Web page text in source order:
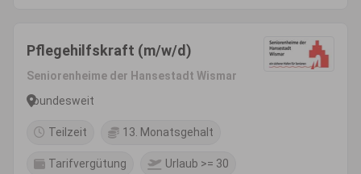
Pflegehilfskraft (m/w/d)
Seniorenheime der Hansestadt Wismar
bundesweit
Teilzeit 13. Monatsgehalt
Tarifvergütung Urlaub >= 30